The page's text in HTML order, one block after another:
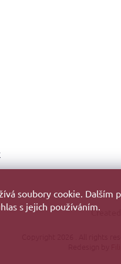
soubory cookie. Dalším
s jejich používáním.Created